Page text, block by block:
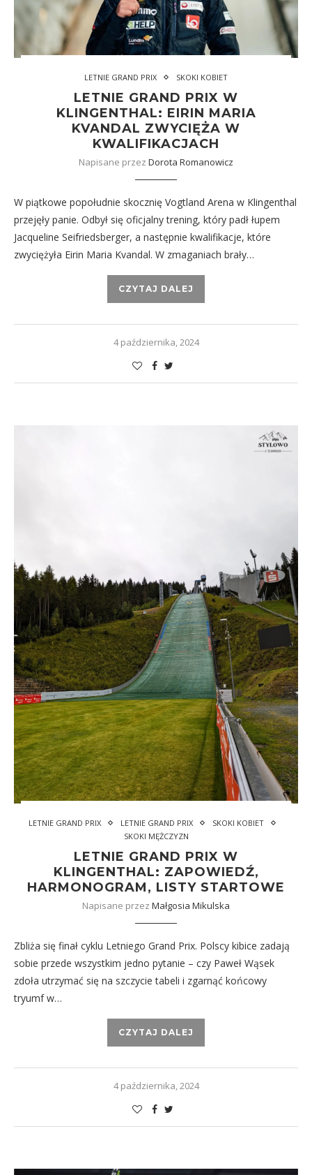
LETNIE GRAND PRIX SKOKI KOBIET
LETNIE GRAND PRIX W
KLINGENTHAL: EIRIN MARIA
KVANDAL ZWYCIĘŻA W
KWALIFIKACJACH
Napisane przez Dorota Romanowicz
W piątkowe popołudnie skocznię Vogtland Arena w Klingenthal
przejęły panie. Odbył się oficjalny trening, który padł łupem
Jacqueline Seifriedsberger, a następnie kwalifikacje, które
zwyciężyła Eirin Maria Kvandal. W zmaganiach brały…
CZYTAJ DALEJ
4 października, 2024
LETNIE GRAND PRIX LETNIE GRAND PRIX
SKOKI KOBIET
SKOKI MĘŻCZYZN
LETNIE GRAND PRIX W
KLINGENTHAL: ZAPOWIEDŹ,
HARMONOGRAM, LISTY STARTOWE
Napisane przez Małgosia Mikulska
Zbliża się finał cyklu Letniego Grand Prix. Polscy kibice zadają
sobie przede wszystkim jedno pytanie – czy Paweł Wąsek
zdoła utrzymać się na szczycie tabeli i zgarnąć końcowy
tryumf w…
CZYTAJ DALEJ
4 października, 2024